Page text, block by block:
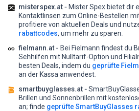
misterspex.at - Mister Spex bietet dir
Kontaktlinsen zum Online-Bestellen
profitiere von aktuellen Deals und
rabattcodes, um mehr zu sparen.
fielmann.at - Bei Fielmann findest du
Sehhilfen mit Nulltarif-Option und
besten Deals, indem du geprüfte
an der Kassa anwendest.
smartbuyglasses.at -
Brillen und Sonnenbrillen mit
an; finde geprüfte SmartBuyGlasses